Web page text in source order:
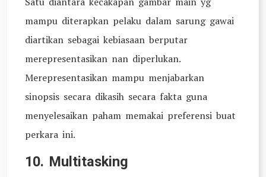
mampu diterapkan pelaku dalam sarung gawai
diartikan sebagai kebiasaan berputar
merepresentasikan nan diperlukan.
Merepresentasikan mampu menjabarkan
sinopsis secara dikasih secara fakta guna
menyelesaikan paham memakai preferensi buat
perkara ini.
10. Multitasking